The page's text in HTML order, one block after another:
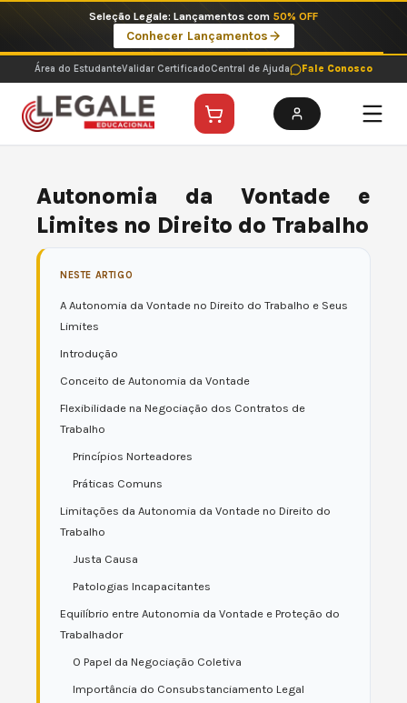
o
conteúdo
Imperdíveis no Pix: Pós Selecionadas a 199 reais no pix em parcela única
Ver ofertas
Área do EstudanteValidar CertificadoCentral de Ajuda Fale Conosco
Autonomia da Vontade e
Limites no Direito do Trabalho
NESTE ARTIGO
A Autonomia da Vontade no Direito do Trabalho e Seus
Limites
Introdução
Conceito de Autonomia da Vontade
Flexibilidade na Negociação dos Contratos de
Trabalho
Princípios Norteadores
Práticas Comuns
Limitações da Autonomia da Vontade no Direito do
Trabalho
Justa Causa
Patologias Incapacitantes
Equilíbrio entre Autonomia da Vontade e Proteção do
Trabalhador
O Papel da Negociação Coletiva
Importância do Consubstanciamento Legal